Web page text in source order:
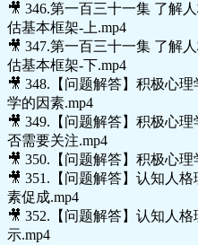
🎥 346.第一百三十一集 了
估基本框架-上.mp4
🎥 347.第一百三十一集 了
估基本框架-下.mp4
🎥 348.【问题解答】积极心
学的因素.mp4
🎥 349.【问题解答】积极心
否需要关注.mp4
🎥 350.【问题解答】积极心
🎥 351.【问题解答】认知人
素促成.mp4
🎥 352.【问题解答】认知人
示.mp4